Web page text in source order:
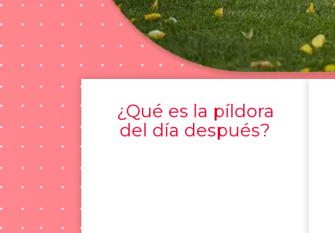
¿Qué es la píldora
del día después?